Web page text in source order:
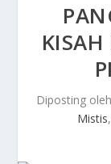
Diposting oleh
Mistis,